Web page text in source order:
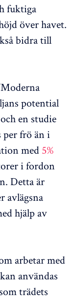
fuktiga
över havet.
bidra till
potential
en studie
per frö än i
med 5%
i fordon
Detta är
avlägsna
hjälp av
arbetar med
användas
trädets